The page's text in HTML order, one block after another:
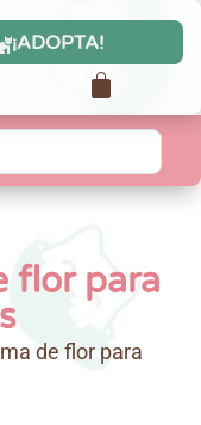
¡ADOPTA!
flor para
de flor para